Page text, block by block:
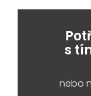
s
nebo